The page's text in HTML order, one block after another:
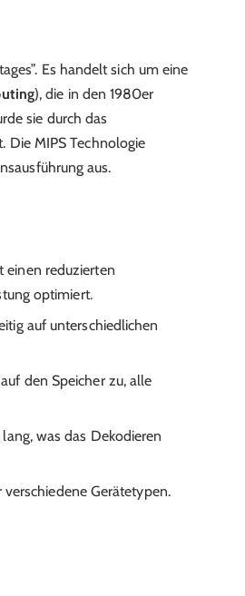
Es handelt sich um eine
), die in den 1980er
sie durch das
Die MIPS Technologie
aus.
einen reduzierten
optimiert.
auf unterschiedlichen
den Speicher zu, alle
was das Dekodieren
Gerätetypen.